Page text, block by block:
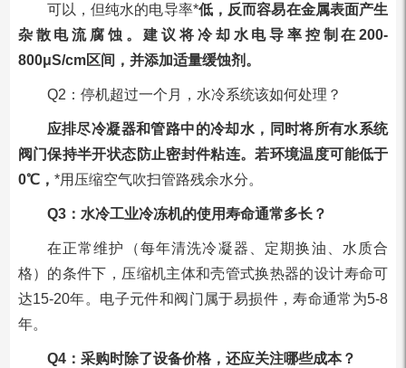
可以，但纯水的电导率*低，反而容易在金属表面产生
杂散电流腐蚀。建议将冷却水电导率控制在200-
800μS/cm区间，并添加适量缓蚀剂。
Q2：停机超过一个月，水冷系统该如何处理？
应排尽冷凝器和管路中的冷却水，同时将所有水系统
阀门保持半开状态防止密封件粘连。若环境温度可能低于
0℃， *用压缩空气吹扫管路残余水分。
Q3：水冷工业冷冻机的使用寿命通常多长？
在正常维护（每年清洗冷凝器、定期换油、水质合
格）的条件下，压缩机主体和壳管式换热器的设计寿命可
达15-20年。电子元件和阀门属于易损件，寿命通常为5-8
年。
Q4：采购时除了设备价格，还应关注哪些成本？